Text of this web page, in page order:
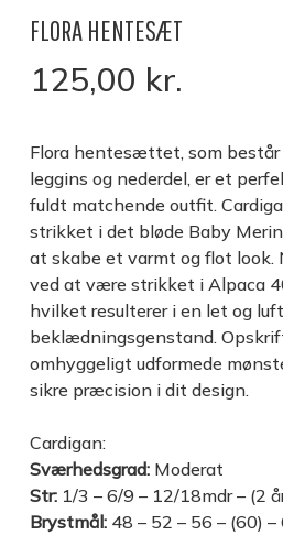
FLORA HENTESÆT
125,00 kr.
Flora hentesættet, som består
leggins og nederdel, er et
fuldt matchende outfit.
strikket i det bløde Baby
at skabe et varmt og flot look.
ved at være strikket i Alpaca
hvilket resulterer i en let og
beklædningsgenstand.
omhyggeligt udformede
sikre præcision i dit design.
Cardigan:
Sværhedsgrad:Moderat
Str:1/3 – 6/9 – 12/18mdr – (2
Brystmål:48 – 52 – 56 – (60) –